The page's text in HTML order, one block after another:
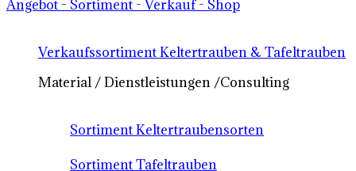
Angebot - Sortiment - Verkauf - Shop
Verkaufssortiment Keltertrauben & Tafeltrauben
Material / Dienstleistungen /Consulting
Sortiment Keltertraubensorten
Sortiment Tafeltrauben